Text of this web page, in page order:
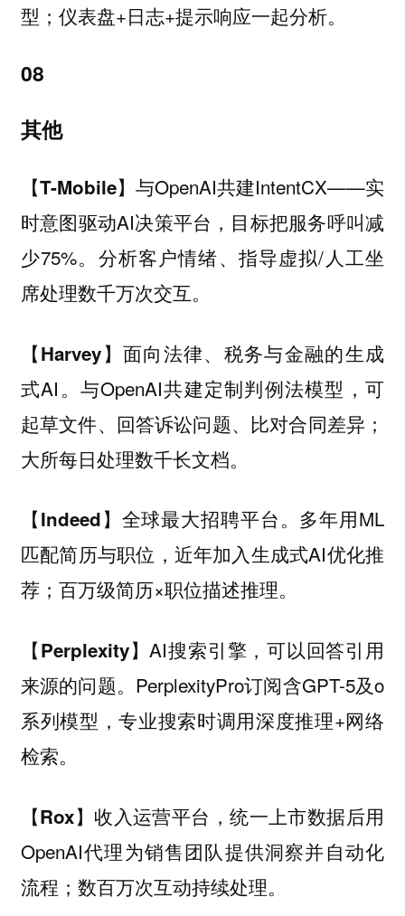
型；仪表盘+日志+提示响应一起分析。
08
其他
【T-Mobile】 与OpenAI共建IntentCX——实
时意图驱动AI决策平台，目标把服务呼叫减
少75%。分析客户情绪、指导虚拟/人工坐
席处理数千万次交互。
【Harvey】 面向法律、税务与金融的生成
式AI。与OpenAI共建定制判例法模型，可
起草文件、回答诉讼问题、比对合同差异；
大所每日处理数千长文档。
【Indeed】 全球最大招聘平台。多年用ML
匹配简历与职位，近年加入生成式AI优化推
荐；百万级简历×职位描述推理。
【Perplexity】AI搜索引擎，可以回答引用
来源的问题。PerplexityPro订阅含GPT-5及o
系列模型，专业搜索时调用深度推理+网络
检索。
【Rox】 收入运营平台，统一上市数据后用
OpenAI代理为销售团队提供洞察并自动化
流程；数百万次互动持续处理。